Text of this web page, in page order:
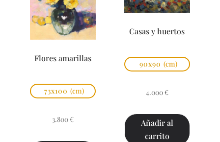
Flores amarillas
73x100 (cm)
3.800 €
Casas y huertos
90x90 (cm)
4.000 €
Añadir al
carrito